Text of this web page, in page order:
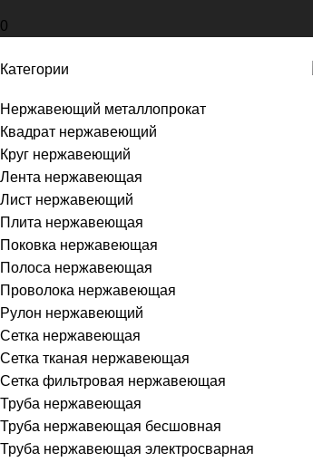
0
Категории
Нержавеющий металлопрокат
Квадрат нержавеющий
Круг нержавеющий
Лента нержавеющая
Лист нержавеющий
Плита нержавеющая
Поковка нержавеющая
Полоса нержавеющая
Проволока нержавеющая
Рулон нержавеющий
Сетка нержавеющая
Сетка тканая нержавеющая
Сетка фильтровая нержавеющая
Труба нержавеющая
Труба нержавеющая бесшовная
Труба нержавеющая электросварная